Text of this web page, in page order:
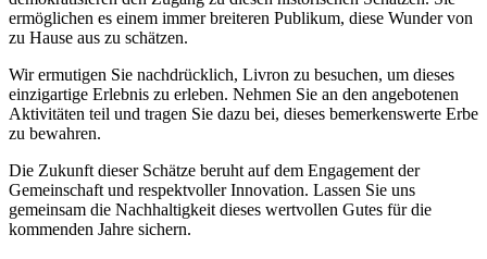
ermöglichen es einem immer breiteren Publikum, diese Wunder von
zu Hause aus zu schätzen.
Wir ermutigen Sie nachdrücklich, Livron zu besuchen, um dieses
einzigartige Erlebnis zu erleben. Nehmen Sie an den angebotenen
Aktivitäten teil und tragen Sie dazu bei, dieses bemerkenswerte Erbe
zu bewahren.
Die Zukunft dieser Schätze beruht auf dem Engagement der
Gemeinschaft und respektvoller Innovation. Lassen Sie uns
gemeinsam die Nachhaltigkeit dieses wertvollen Gutes für die
kommenden Jahre sichern.